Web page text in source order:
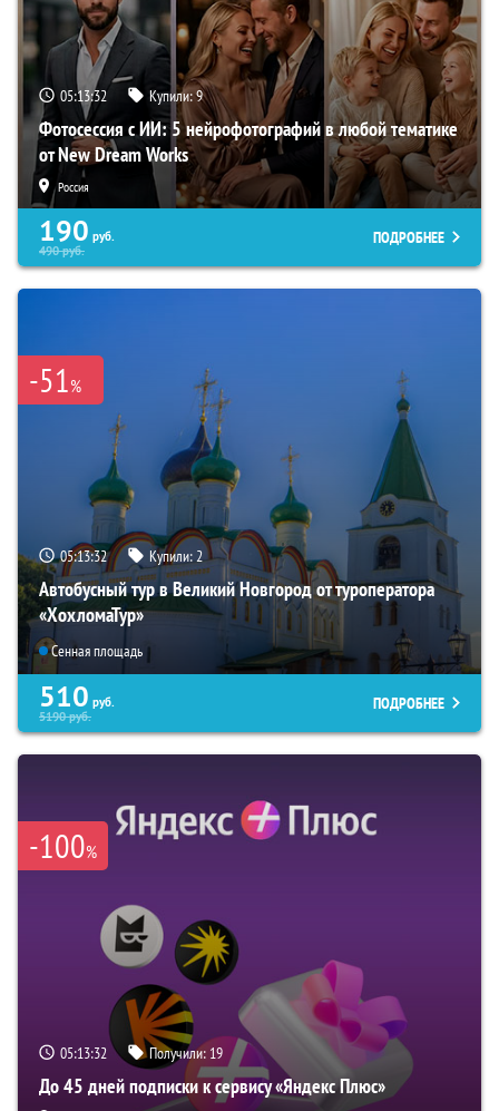
05:13:30 Купили:9
Фотосессия с ИИ: 5 нейрофотографий в любой тематике
от New Dream Works
Россия
190 руб.
490руб.
ПОДРОБНЕЕ
-51%
05:13:30 Купили:2
Автобусный тур в Великий Новгород от туроператора
«ХохломаТур»
Сенная площадь
510 руб.
5190руб.
ПОДРОБНЕЕ
-100%
05:13:30 Получили: 19
До 45 дней подписки к сервису «Яндекс Плюс»